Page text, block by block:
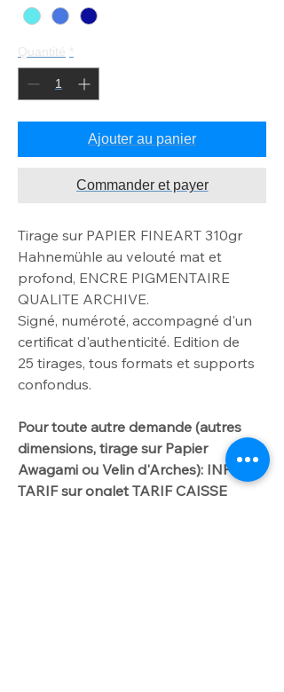
Ajouter au panier
Commander et payer
Tirage sur PAPIER FINEART 310gr
Hahnemühle au velouté mat et
profond, ENCRE PIGMENTAIRE
QUALITE ARCHIVE.
Signé, numéroté, accompagné d'un
certificat d'authenticité. Edition de
25 tirages, tous formats et supports
confondus.
Pour toute autre demande (autres
dimensions, tirage sur Papier
Awagami ou Velin d'Arches): INFO
TARIF sur onglet TARIF CAISSE